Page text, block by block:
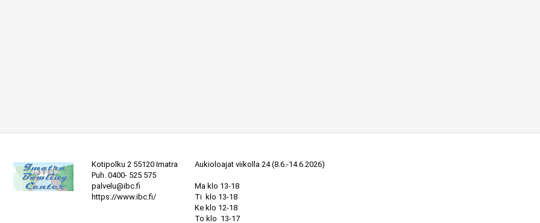
Kotipolku 2 55120 Imatra
Puh. 0400- 525 575
palvelu@ibc.fi
https://www.ibc.fi/
Aukioloajat viikolla 24 (8.6.-14.6.2026)
Ma klo 13-18
Ti  klo 13-18
Ke klo 12-18
To klo  13-17